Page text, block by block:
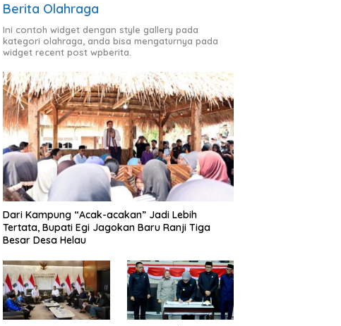
Berita Olahraga
Ini contoh widget dengan style gallery pada
kategori olahraga, anda bisa mengaturnya pada
widget recent post wpberita.
Dari Kampung “Acak-acakan” Jadi Lebih
Tertata, Bupati Egi Jagokan Baru Ranji Tiga
Besar Desa Helau